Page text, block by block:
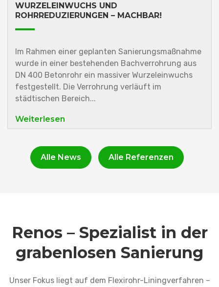
WURZELEINWUCHS UND
ROHRREDUZIERUNGEN – MACHBAR!
Im Rahmen einer geplanten Sanierungsmaßnahme
wurde in einer bestehenden Bachverrohrung aus
DN 400 Betonrohr ein massiver Wurzeleinwuchs
festgestellt. Die Verrohrung verläuft im
städtischen Bereich...
Weiterlesen
Alle News Alle Referenzen
Renos – Spezialist in der
grabenlosen Sanierung
Unser Fokus liegt auf dem Flexirohr-Liningverfahren –